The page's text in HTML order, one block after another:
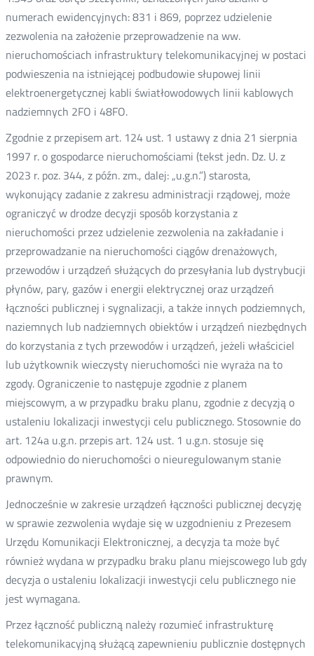
numerach ewidencyjnych: 831 i 869, poprzez udzielenie
zezwolenia na założenie przeprowadzenie na ww.
nieruchomościach infrastruktury telekomunikacyjnej w postaci
podwieszenia na istniejącej podbudowie słupowej linii
elektroenergetycznej kabli światłowodowych linii kablowych
nadziemnych 2FO i 48FO.
Zgodnie z przepisem art. 124 ust. 1 ustawy z dnia 21 sierpnia
1997 r. o gospodarce nieruchomościami (tekst jedn. Dz. U. z
2023 r. poz. 344, z późn. zm., dalej: „u.g.n.”) starosta,
wykonujący zadanie z zakresu administracji rządowej, może
ograniczyć w drodze decyzji sposób korzystania z
nieruchomości przez udzielenie zezwolenia na zakładanie i
przeprowadzanie na nieruchomości ciągów drenażowych,
przewodów i urządzeń służących do przesyłania lub dystrybucji
płynów, pary, gazów i energii elektrycznej oraz urządzeń
łączności publicznej i sygnalizacji, a także innych podziemnych,
naziemnych lub nadziemnych obiektów i urządzeń niezbędnych
do korzystania z tych przewodów i urządzeń, jeżeli właściciel
lub użytkownik wieczysty nieruchomości nie wyraża na to
zgody. Ograniczenie to następuje zgodnie z planem
miejscowym, a w przypadku braku planu, zgodnie z decyzją o
ustaleniu lokalizacji inwestycji celu publicznego. Stosownie do
art. 124a u.g.n. przepis art. 124 ust. 1 u.g.n. stosuje się
odpowiednio do nieruchomości o nieuregulowanym stanie
prawnym.
Jednocześnie w zakresie urządzeń łączności publicznej decyzję
w sprawie zezwolenia wydaje się w uzgodnieniu z Prezesem
Urzędu Komunikacji Elektronicznej, a decyzja ta może być
również wydana w przypadku braku planu miejscowego lub gdy
decyzja o ustaleniu lokalizacji inwestycji celu publicznego nie
jest wymagana.
Przez łączność publiczną należy rozumieć infrastrukturę
telekomunikacyjną służącą zapewnieniu publicznie dostępnych